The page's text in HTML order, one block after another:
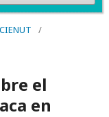
/
el
en